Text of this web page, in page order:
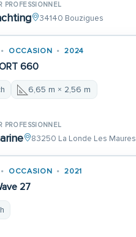
PROFESSIONNEL
34140 Bouzigues
OCCASION 2024
660
6,65 m × 2,56 m
PROFESSIONNEL
83250 La Londe Les Maures
OCCASION 2021
27